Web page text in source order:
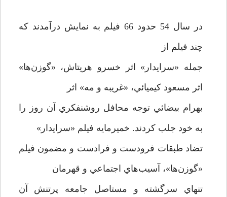
در سال 54 حدود 66 فيلم به نمايش درآمدند كه
چند فيلم از
جمله «سرايدار» اثر خسرو هريتاش، «گوزن‌ها»
اثر مسعود كيميائي، «غريبه و مه» اثر
بهرام بيضائي توجه محافل روشنفكري آن روز را
به خود جلب کردند. خميرمايه فيلم «سرايدار»
تضاد طبقات فرودست و فرادست و مضمون فيلم
«گوزن‌ها»، آسيب‌هاي اجتماعي و قهرمان
تنهاي سرگشته و مستاصل جامعه پرتنش آن